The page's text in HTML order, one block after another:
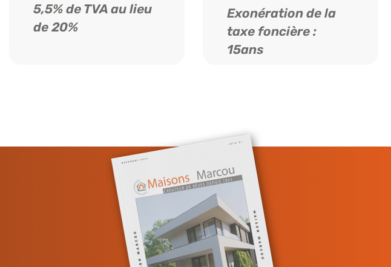
5,5% de TVA au lieu
de 20%
Exonération de la
taxe foncière :
15ans